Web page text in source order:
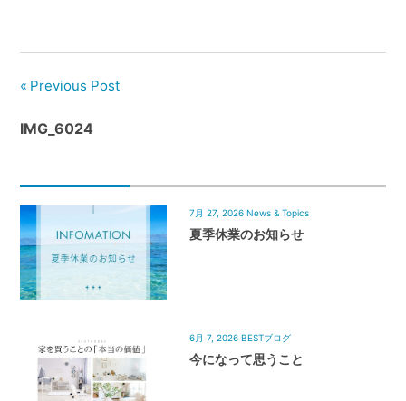
密
着
HOUSE
Previous Post
IMG_6024
7月 27, 2026 News & Topics
夏季休業のお知らせ
6月 7, 2026 BESTブログ
今になって思うこと